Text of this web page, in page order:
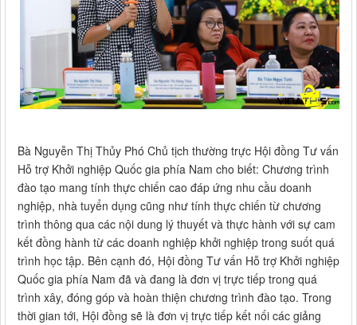
Bà Nguyễn Thị Thủy Phó Chủ tịch thường trực Hội đồng Tư vấn
Hỗ trợ Khởi nghiệp Quốc gia phía Nam cho biết: Chương trình
đào tạo mang tính thực chiến cao đáp ứng nhu cầu doanh
nghiệp, nhà tuyển dụng cũng như tính thực chiến từ chương
trình thông qua các nội dung lý thuyết và thực hành với sự cam
kết đồng hành từ các doanh nghiệp khởi nghiệp trong suốt quá
trình học tập. Bên cạnh đó, Hội đồng Tư vấn Hỗ trợ Khởi nghiệp
Quốc gia phía Nam đã và đang là đơn vị trực tiếp trong quá
trình xây, đóng góp và hoàn thiện chương trình đào tạo. Trong
thời gian tới, Hội đồng sẽ là đơn vị trực tiếp kết nối các giảng